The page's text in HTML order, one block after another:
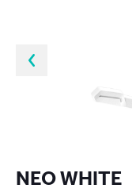
NEO WHITE